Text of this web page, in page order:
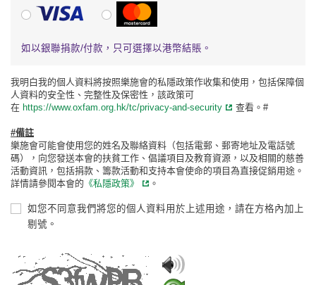
如以銀聯捐款/付款，只可選擇以港幣結賬。
我明白我的個人資料將按照樂施會的私隱政策作收集和使用，包括保障個
人資料的安全性、完整性及保密性，該政策可
在 https://www.oxfam.org.hk/tc/privacy-and-security 查看。#
#備註
樂施會可能會使用您的姓名及聯絡資料（包括電郵、郵寄地址及電話號
碼），向您發送本會的扶貧工作、倡議項目及教育資源，以及相關的慈善
活動資訊，包括捐款、籌款活動和支持本會使命的項目為直接促銷用途。
詳情請參閱本會的 《私隱政策》 。
如您不同意我們將您的個人資料用於上述用途，請在方格內加上
剔號。